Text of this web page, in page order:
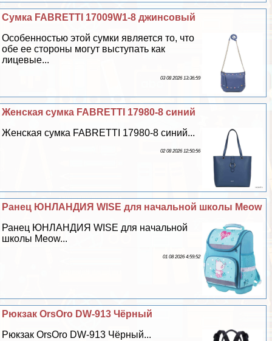
Сумка FABRETTI 17009W1-8 джинсовый
Особенностью этой сумки является то, что
обе ее стороны могут выступать как
лицевые...
03 08 2026 13:36:59
Женская сумка FABRETTI 17980-8 синий
Женская сумка FABRETTI 17980-8 синий...
02 08 2026 12:50:56
Ранец ЮНЛАНДИЯ WISE для начальной школы Meow
Ранец ЮНЛАНДИЯ WISE для начальной
школы Meow...
01 08 2026 4:59:52
Рюкзак OrsOro DW-913 Чёрный
Рюкзак OrsOro DW-913 Чёрный...